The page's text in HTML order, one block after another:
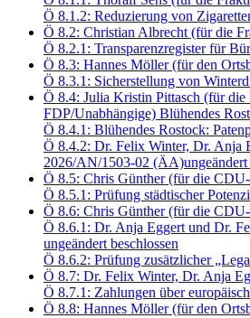
Ö 8.1.2: Reduzierung von
Ö 8.2: Christian Albrecht (für die
Ö 8.2.1: Transparenzregister für
Ö 8.3: Hannes Möller (für den
Ö 8.3.1: Sicherstellung von
Ö 8.4: Julia Kristin Pittasch (für
FDP/Unabhängige) Blühendes
Ö 8.4.1: Blühendes Rostock:
Ö 8.4.2: Dr. Felix Winter, Dr. Anja
2026/AN/1503-02 (ÄA)ungeändert
Ö 8.5: Chris Günther (für die
Ö 8.5.1: Prüfung städtischer
Ö 8.6: Chris Günther (für die
Ö 8.6.1: Dr. Anja Eggert und Dr.
ungeändert beschlossen
Ö 8.6.2: Prüfung zusätzlicher
Ö 8.7: Dr. Felix Winter, Dr. Anja
Ö 8.7.1: Zahlungen über
Ö 8.8: Hannes Möller (für den